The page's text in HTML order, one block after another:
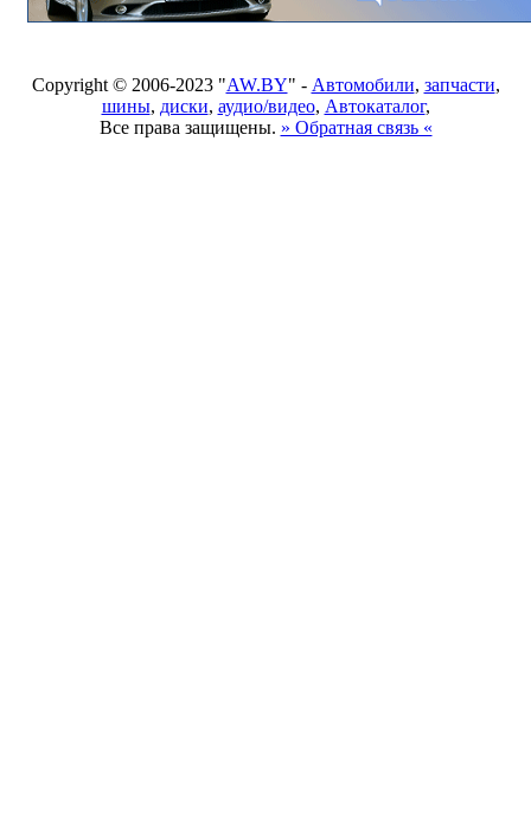
Copyright © 2006-2023 "AW.BY" - Автомобили, запчасти,
шины, диски, аудио/видео, Автокаталог,
Все права защищены. » Обратная связь «